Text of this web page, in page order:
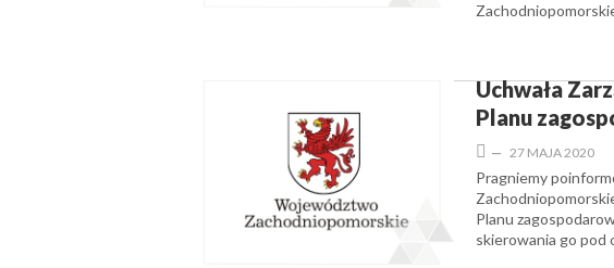
Uchwała
Planu
— 27 MAJA 2020
Pragniemy
Planu
skierowania go pod